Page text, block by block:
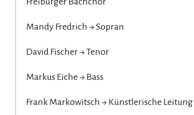
Mandy Fredrich → Sopran
David Fischer → Tenor
Markus Eiche → Bass
Frank Markowitsch → Künstlerische Leitung